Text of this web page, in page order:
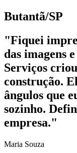
Butantã/SP
"Fiquei
das imagens
Serviços
construção.
ângulos que
sozinho.
empresa."
Maria Souza